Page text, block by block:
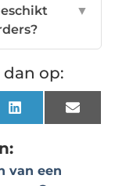
▼
dan op:
LinkedInEmail
van een